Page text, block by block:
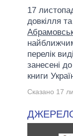
17
довкілля
перелік
занесені
книги
Сказано 17